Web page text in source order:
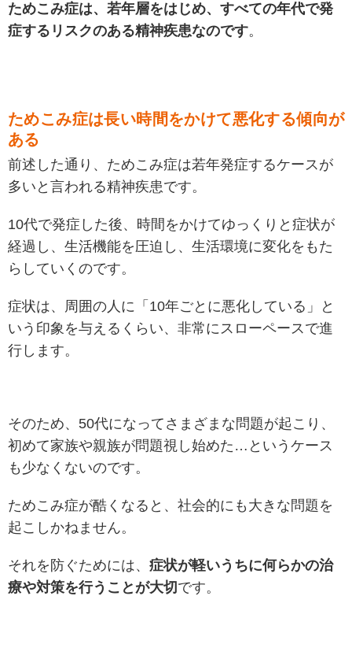
ためこみ症は、若年層をはじめ、すべての年代で発
症するリスクのある精神疾患なのです。
ためこみ症は長い時間をかけて悪化する傾向が
ある
前述した通り、ためこみ症は若年発症するケースが
多いと言われる精神疾患です。
10代で発症した後、時間をかけてゆっくりと症状が
経過し、生活機能を圧迫し、生活環境に変化をもた
らしていくのです。
症状は、周囲の人に「10年ごとに悪化している」と
いう印象を与えるくらい、非常にスローペースで進
行します。
そのため、50代になってさまざまな問題が起こり、
初めて家族や親族が問題視し始めた…というケース
も少なくないのです。
ためこみ症が酷くなると、社会的にも大きな問題を
起こしかねません。
それを防ぐためには、 症状が軽いうちに何らかの治
療や対策を行うことが大切 です。